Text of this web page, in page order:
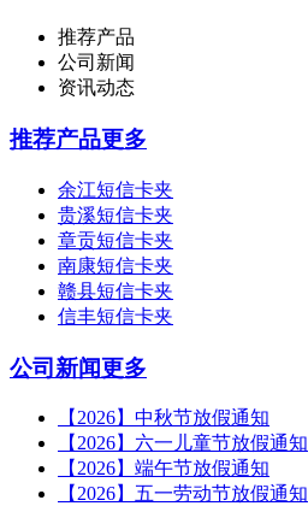
推荐产品
公司新闻
资讯动态
推荐产品更多
余江短信卡夹
贵溪短信卡夹
章贡短信卡夹
南康短信卡夹
赣县短信卡夹
信丰短信卡夹
公司新闻更多
【2026】中秋节放假通知
【2026】六一儿童节放假通知
【2026】端午节放假通知
【2026】五一劳动节放假通知